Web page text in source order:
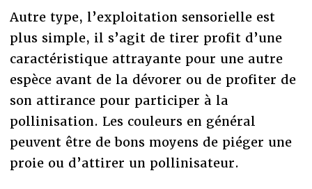
Autre type, l’exploitation sensorielle est
plus simple, il s’agit de tirer profit d’une
caractéristique attrayante pour une autre
espèce avant de la dévorer ou de profiter de
son attirance pour participer à la
pollinisation. Les couleurs en général
peuvent être de bons moyens de piéger une
proie ou d’attirer un pollinisateur.